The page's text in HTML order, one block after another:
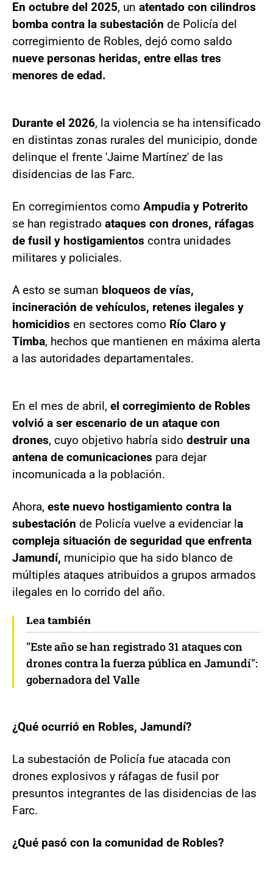
En octubre del 2025, un atentado con cilindros
bomba contra la subestación de Policía del
corregimiento de Robles, dejó como saldo
nueve personas heridas, entre ellas tres
menores de edad.
Durante el 2026, la violencia se ha intensificado
en distintas zonas rurales del municipio, donde
delinque el frente 'Jaime Martínez' de las
disidencias de las Farc.
En corregimientos como Ampudia y Potrerito
se han registrado ataques con drones, ráfagas
de fusil y hostigamientos contra unidades
militares y policiales.
A esto se suman bloqueos de vías,
incineración de vehículos, retenes ilegales y
homicidios en sectores como Río Claro y
Timba, hechos que mantienen en máxima alerta
a las autoridades departamentales.
En el mes de abril, el corregimiento de Robles
volvió a ser escenario de un ataque con
drones, cuyo objetivo habría sido destruir una
antena de comunicaciones para dejar
incomunicada a la población.
Ahora, este nuevo hostigamiento contra la
subestación de Policía vuelve a evidenciar la
compleja situación de seguridad que enfrenta
Jamundí, municipio que ha sido blanco de
múltiples ataques atribuidos a grupos armados
ilegales en lo corrido del año.
Lea también
"Este año se han registrado 31 ataques con
drones contra la fuerza pública en Jamundí":
gobernadora del Valle
¿Qué ocurrió en Robles, Jamundí?
La subestación de Policía fue atacada con
drones explosivos y ráfagas de fusil por
presuntos integrantes de las disidencias de las
Farc.
¿Qué pasó con la comunidad de Robles?